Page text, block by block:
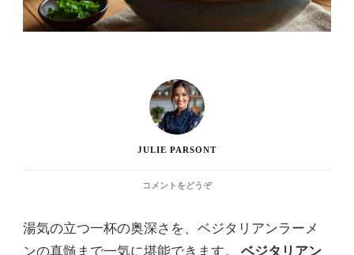
JULIE PARSONT
コメントをどうぞ(ベ
リ
ア
湯気の立つ一杯の奥深さを、ベジタリアンラーメ
ンの真髄まで一気に堪能できます。 ベジタリアン